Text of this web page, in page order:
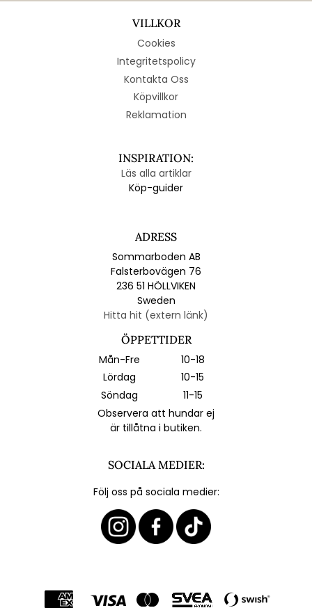
VILLKOR
Cookies
Integritetspolicy
Kontakta Oss
Köpvillkor
Reklamation
INSPIRATION:
Läs alla artiklar
Köp-guider
ADRESS
Sommarboden AB
Falsterbovägen 76
236 51 HÖLLVIKEN
Sweden
Hitta hit (extern länk)
ÖPPETTIDER
Mån-Fre
10-18
Lördag
10-15
Söndag
11-15
Observera att hundar ej
är tillåtna i butiken.
SOCIALA MEDIER:
Följ oss på sociala medier: